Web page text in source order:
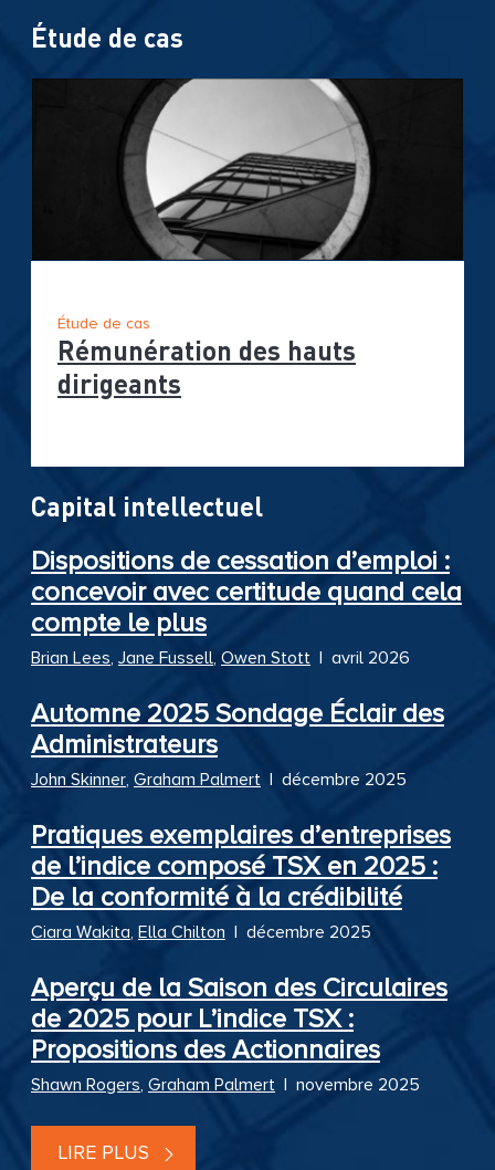
Étude de cas
Étude de cas
Rémunération des hauts
dirigeants
Capital intellectuel
Dispositions de cessation d’emploi :
concevoir avec certitude quand cela
compte le plus
Brian Lees, Jane Fussell, Owen Stott | avril 2026
Automne 2025 Sondage Éclair des
Administrateurs
John Skinner, Graham Palmert | décembre 2025
Pratiques exemplaires d’entreprises
de l’indice composé TSX en 2025 :
De la conformité à la crédibilité
Ciara Wakita, Ella Chilton | décembre 2025
Aperçu de la Saison des Circulaires
de 2025 pour L’indice TSX :
Propositions des Actionnaires
Shawn Rogers, Graham Palmert | novembre 2025
LIRE PLUS